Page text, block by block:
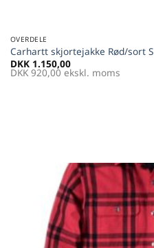
OVERDELE
Carhartt skjortejakke Rød/sort S
DKK 1.150,00
DKK 920,00 ekskl. moms